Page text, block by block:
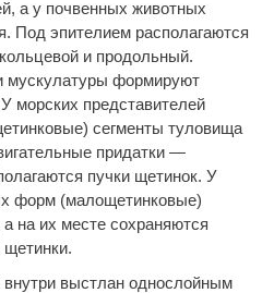
а у почвенных животных
Под эпителием располагаются
и продольный.
мускулатуры формируют
морских представителей
сегменты туловища
придатки —
пучки щетинок. У
форм (малощетинковые)
на их месте сохраняются
щетинки.
выстлан однослойным